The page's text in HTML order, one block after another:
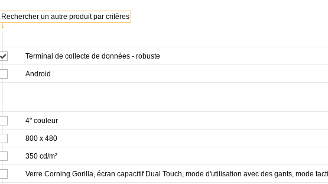
↓
Rechercher un autre produit par critères
Terminal de collecte de données - robuste
Android
4" couleur
800 x 480
350 cd/m²
Verre Corning Gorilla, écran capacitif Dual Touch, mode d'utilisation avec des gants, mode